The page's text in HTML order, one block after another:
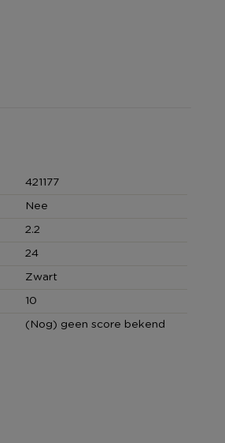
421177
Nee
2.2
24
Zwart
10
(Nog) geen score bekend